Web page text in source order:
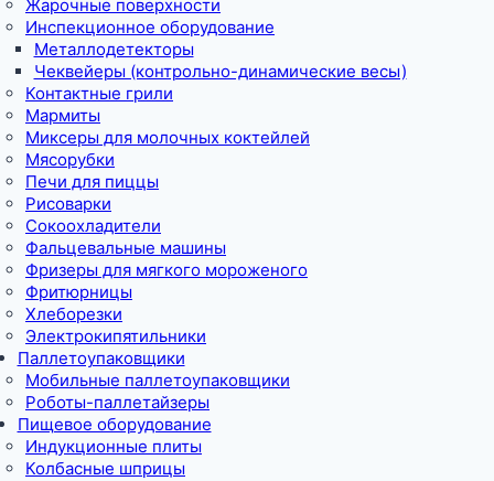
Жарочные поверхности
Инспекционное оборудование
Металлодетекторы
Чеквейеры (контрольно-динамические весы)
Контактные грили
Мармиты
Миксеры для молочных коктейлей
Мясорубки
Печи для пиццы
Рисоварки
Сокоохладители
Фальцевальные машины
Фризеры для мягкого мороженого
Фритюрницы
Хлеборезки
Электрокипятильники
Паллетоупаковщики
Мобильные паллетоупаковщики
Роботы-паллетайзеры
Пищевое оборудование
Индукционные плиты
Колбасные шприцы